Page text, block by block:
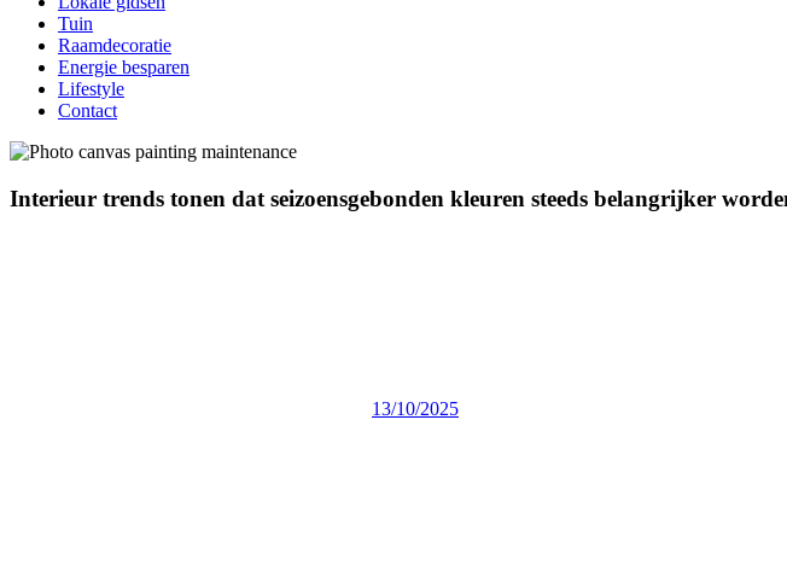
Tuin
Raamdecoratie
Energie besparen
Lifestyle
Contact
Interieur trends tonen dat seizoensgebonden kleuren steeds belangrijker
13/10/2025